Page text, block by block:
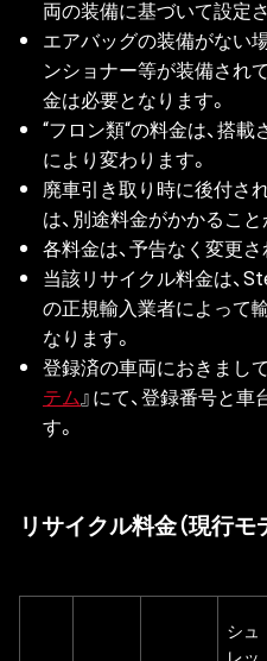
両の装備に基づいて設定
エアバッグの装備がない
ンショナー等が装備され
金は必要となります。
“フロン類“の料金は、搭
により変わります。
廃車引き取り時に後付さ
は、別途料金がかかること
各料金は、予告なく変更
当該リサイクル料金は、
の正規輸入業者によって
なります。
登録済の車両におきまして
テム』にて、登録番号と
す。
リサイクル料金（現行モ
シュ